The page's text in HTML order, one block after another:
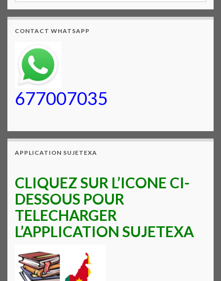
CONTACT WHATSAPP
677007035
APPLICATION SUJETEXA
CLIQUEZ SUR L’ICONE CI-
DESSOUS POUR
TELECHARGER
L’APPLICATION SUJETEXA